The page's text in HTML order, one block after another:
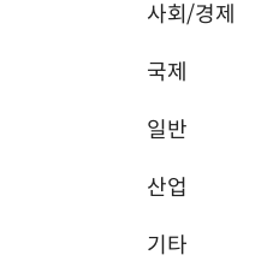
사회/경제
국제
일반
산업
기타